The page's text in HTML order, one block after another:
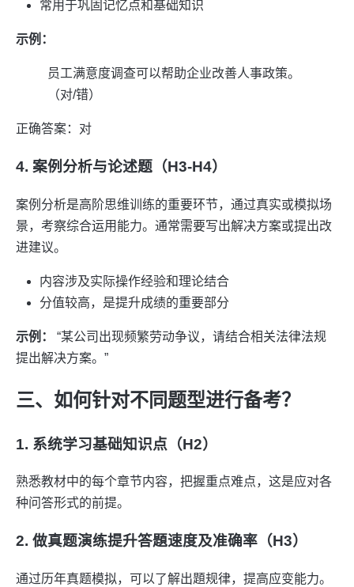
常用于巩固记忆点和基础知识
示例：
员工满意度调查可以帮助企业改善人事政策。
（对/错）
正确答案：对
4. 案例分析与论述题（H3-H4）
案例分析是高阶思维训练的重要环节，通过真实或模拟场
景，考察综合运用能力。通常需要写出解决方案或提出改
进建议。
内容涉及实际操作经验和理论结合
分值较高，是提升成绩的重要部分
示例：
“某公司出现频繁劳动争议，请结合相关法律法规
提出解决方案。”
三、如何针对不同题型进行备考？
1. 系统学习基础知识点（H2）
熟悉教材中的每个章节内容，把握重点难点，这是应对各
种问答形式的前提。
2. 做真题演练提升答題速度及准确率（H3）
通过历年真题模拟，可以了解出題规律，提高应变能力。